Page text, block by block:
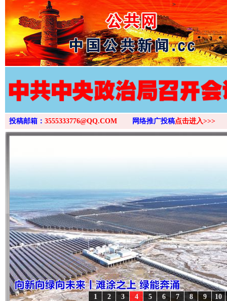
>
投稿邮箱： 3555333776@QQ.COM 网络推广投稿点击进入>>>
10
9
8
7
6
5
4
3
2
1